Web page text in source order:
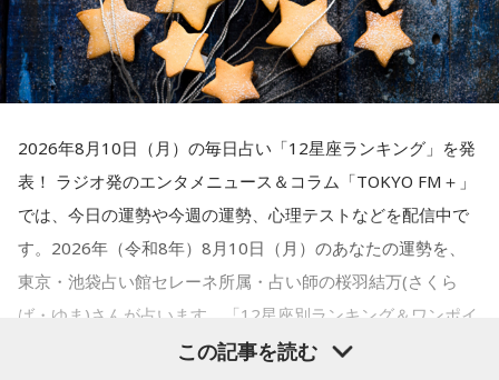
があります。『国のミライをつくる、唯一無二の挑戦があ
る』という言葉の意味を、今回のお話から少しでも感じてい
ただけたらうれしいです」と話していました。
番組のエンディングでは、杉浦と松井が今回学んだ「国家公
務員の魅力」について復習。2人が特に注目した点をピックア
ップして発表します。まず、杉浦は府省横断チームのブラン
ドメッセージでもある“国のミライをつくる、唯一無二の挑戦
がある”をスケッチブックに書きました。一方、松井はそのサ
ブメッセージ「6つの種」の1つである“主語は「日本」対象は
「国民」 日本まるごと、自分ごと”とスケッチブックに書きま
江原：あんみつも付けちゃって。お酒を飲めるならビールも
カッとお腹に流し込んで、「ごちそうさん！」とか言って
ね、蕎麦屋さんで（笑）。それで良いと思う。
奥迫：その時間がもったいないですから。
『カリスマ』は、音楽原作キャラクターラッププロジェクト
『ヒプノシスマイク –Division Rap Battle-』の開発、運営を
手掛けるEVIL LINE RECORDSと株式会社Dazedが手掛ける二
【イントロダクション】
ここはカリスマハウス。今日もカリスマな彼らは己の中のカ
リスマ性を日々見つめている。
が、彼らはまだ『真のカリスマ』には辿り着けていないと言
リスマ性を育み、さらなる高みを目指すいわば仮住まいの状
ラジオ番組の放送開始に伴い、文化放送のオリジナル配信プ
ラットフォーム「QloveR（クローバー）」にて『めちゃめち
ゃカリスマなラジオ』の番組公式チャンネルがオープンする
ことも決定。番組公式チャンネルでは、地上波放送のアーカ
イブ配信に加え、ここでしか聴くことのできないアフタート
ークや、不定期で実施する会員限定生配信など、番組をより
さらに、9月30日（水)までにご入会いただいた方には、早期
入会特典として、文化放送の入館証をモチーフにしたオリジ
ナルステッカーをプレゼント。七人それぞれのキャラクター
デザインの中から、お好きなデザインを1種類お選びいただけ
2026年8月10日（月）の毎日占い「12星座ランキング」を発
表！ ラジオ発のエンタメニュース＆コラム「TOKYO FM＋」
では、今日の運勢や今週の運勢、心理テストなどを配信中で
す。2026年（令和8年）8月10日（月）のあなたの運勢を、
東京・池袋占い館セレーネ所属・占い師の桜羽結万(さくら
ば・ゆま)さんが占います。「12星座別ランキング＆ワンポイ
ントアドバイス」第1位は蟹座（かに座）！ あなたの星座は
この記事を読む